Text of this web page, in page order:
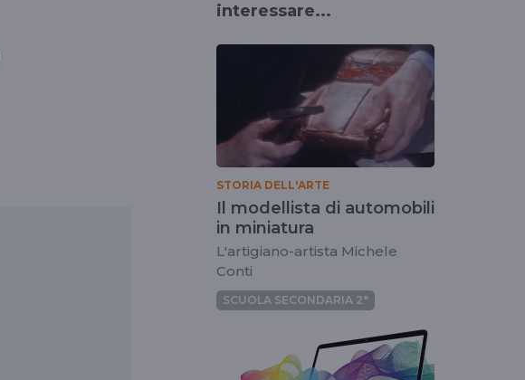
interessare...
STORIA DELL'ARTE
Il modellista di automobili
in miniatura
L'artigiano-artista Michele
Conti
SCUOLA SECONDARIA 2°